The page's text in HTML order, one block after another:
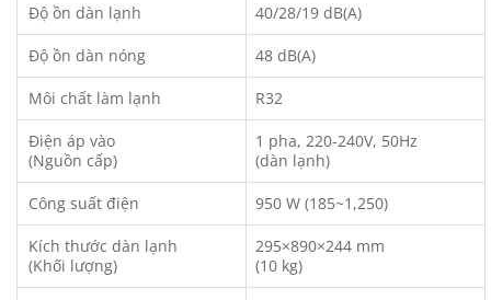
Độ ồn dàn lạnh 40/28/19 dB(A)
Độ ồn dàn nóng 48 dB(A)
Môi chất làm lạnh R32
Điện áp vào
(Nguồn cấp)
1 pha, 220-240V, 50Hz
(dàn lạnh)
Công suất điện 950 W (185~1,250)
Kích thước dàn lạnh
(Khối lượng)
295×890×244 mm
(10 kg)